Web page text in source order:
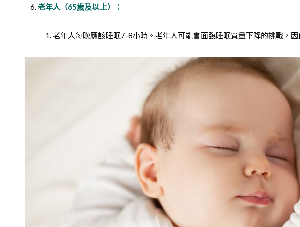
老年人（65歲及以上）：
老年人每晚應該睡眠7-8小時。老年人可能會面臨睡眠質量下降的挑戰，